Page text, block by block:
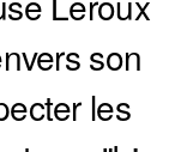
son
les